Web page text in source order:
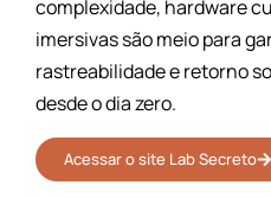
Soluções
foco em
resultados